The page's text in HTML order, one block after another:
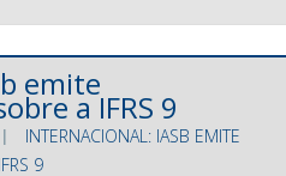
emite
a IFRS 9
INTERNACIONAL: IASB EMITE
9